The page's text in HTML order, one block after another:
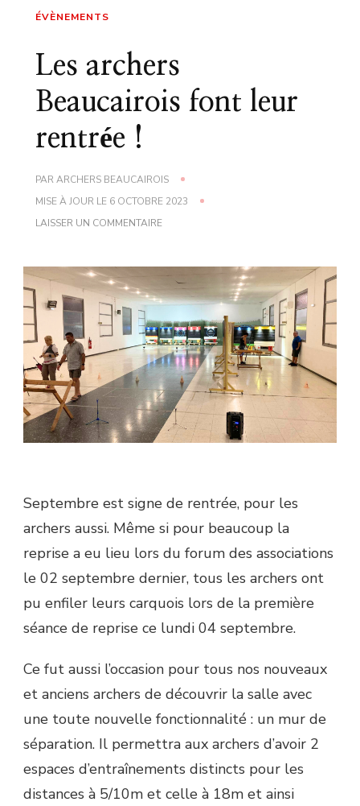
ÉVÈNEMENTS
Les archers
Beaucairois font leur
rentrée !
PARARCHERS BEAUCAIROIS
MISE À JOUR LE 6 OCTOBRE 2023
LAISSER UN COMMENTAIRE
Septembre est signe de rentrée, pour les
archers aussi. Même si pour beaucoup la
reprise a eu lieu lors du forum des associations
le 02 septembre dernier, tous les archers ont
pu enfiler leurs carquois lors de la première
séance de reprise ce lundi 04 septembre.
Ce fut aussi l’occasion pour tous nos nouveaux
et anciens archers de découvrir la salle avec
une toute nouvelle fonctionnalité : un mur de
séparation. Il permettra aux archers d’avoir 2
espaces d’entraînements distincts pour les
distances à 5/10m et celle à 18m et ainsi